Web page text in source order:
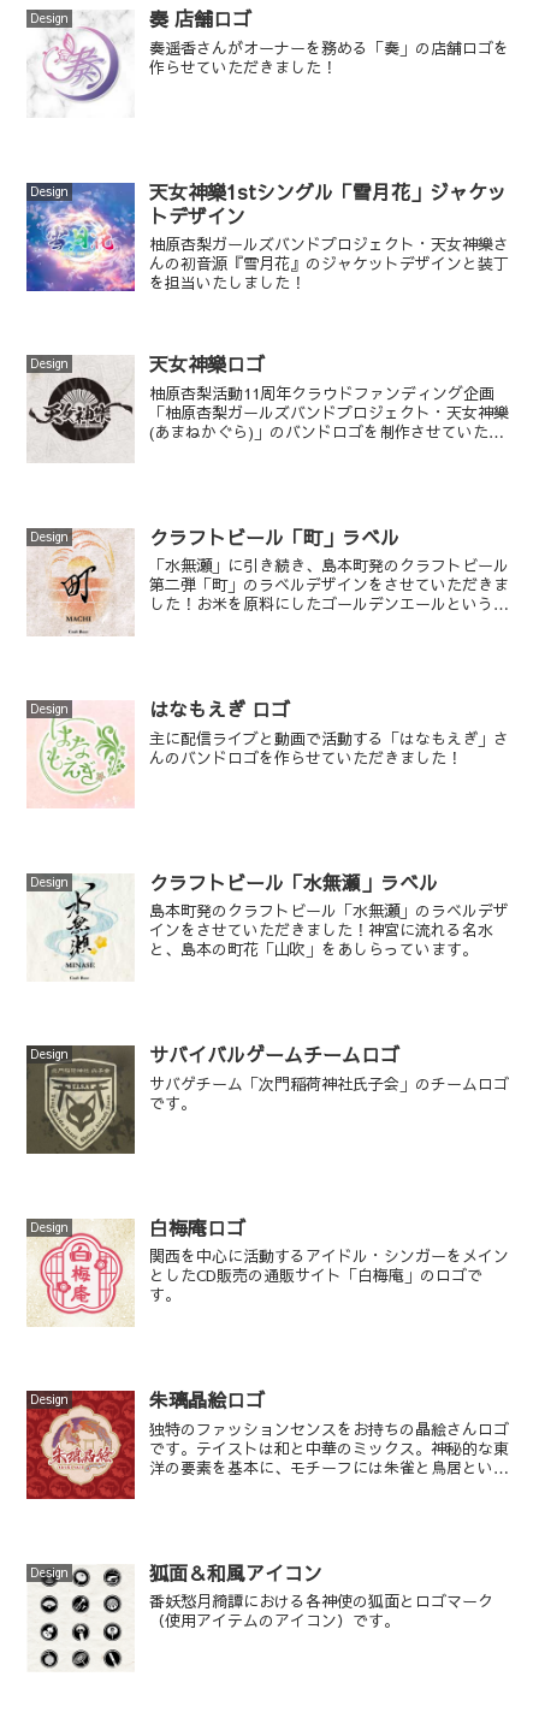
Design 奏 店舗ロゴ
奏遥香さんがオーナーを務める「奏」の店舗ロゴを
作らせていただきました！
Design
天女神樂1stシングル「雪月花」ジャケッ
トデザイン
柚原杏梨ガールズバンドプロジェクト・天女神樂さ
んの初音源『雪月花』のジャケットデザインと装丁
を担当いたしました！
Design 天女神樂ロゴ
柚原杏梨活動11周年クラウドファンディング企画
「柚原杏梨ガールズバンドプロジェクト・天女神樂
(あまねかぐら)」のバンドロゴを制作させていただ
Design クラフトビール「町」ラベル
「水無瀬」に引き続き、島本町発のクラフトビール
第二弾「町」のラベルデザインをさせていただきま
した！お米を原料にしたゴールデンエールというこ
Design はなもえぎ ロゴ
主に配信ライブと動画で活動する「はなもえぎ」さ
んのバンドロゴを作らせていただきました！
Design クラフトビール「水無瀬」ラベル
島本町発のクラフトビール「水無瀬」のラベルデザ
インをさせていただきました！神宮に流れる名水
と、島本の町花「山吹」をあしらっています。
Design サバイバルゲームチームロゴ
サバゲチーム「次門稲荷神社氏子会」のチームロゴ
です。
Design 白梅庵ロゴ
関西を中心に活動するアイドル・シンガーをメイン
としたCD販売の通販サイト「白梅庵」のロゴで
す。
Design 朱璃晶絵ロゴ
独特のファッションセンスをお持ちの晶絵さんロゴ
です。テイストは和と中華のミックス。神秘的な東
洋の要素を基本に、モチーフには朱雀と鳥居という
Design 狐面＆和風アイコン
番妖愁月綺譚における各神使の狐面とロゴマーク
（使用アイテムのアイコン）です。